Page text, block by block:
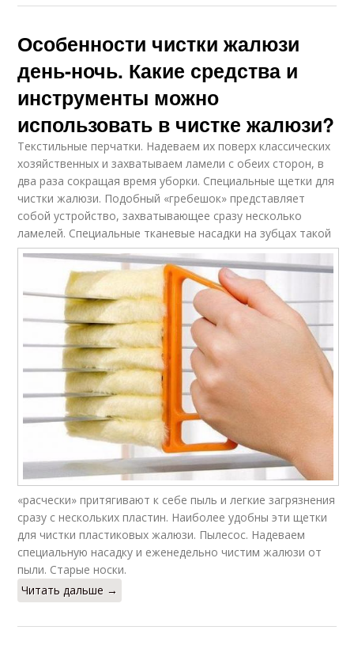
Особенности чистки жалюзи
день-ночь. Какие средства и
инструменты можно
использовать в чистке жалюзи?
Текстильные перчатки. Надеваем их поверх классических
хозяйственных и захватываем ламели с обеих сторон, в
два раза сокращая время уборки. Специальные щетки для
чистки жалюзи. Подобный «гребешок» представляет
собой устройство, захватывающее сразу несколько
ламелей. Специальные тканевые насадки на зубцах такой
«расчески» притягивают к себе пыль и легкие загрязнения
сразу с нескольких пластин. Наиболее удобны эти щетки
для чистки пластиковых жалюзи. Пылесос. Надеваем
специальную насадку и еженедельно чистим жалюзи от
пыли. Старые носки.
Читать дальше →